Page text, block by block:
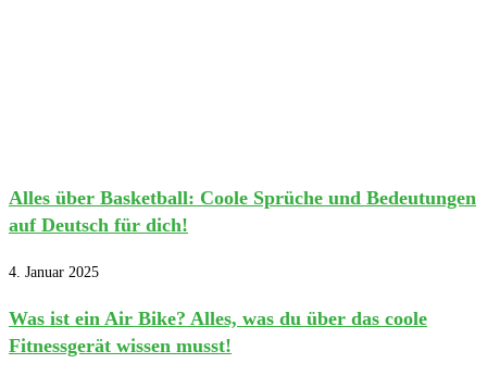
Alles über Basketball: Coole Sprüche und Bedeutungen
auf Deutsch für dich!
4. Januar 2025
Was ist ein Air Bike? Alles, was du über das coole
Fitnessgerät wissen musst!